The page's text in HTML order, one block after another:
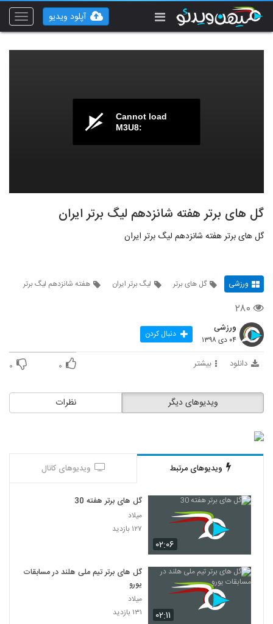
Toggle
آپلود ویدیو
Cannot load
M3U8:
گل های برتر هفته شانزدهم لیگ برتر ایران
گل های برتر هفته شانزدهم لیگ برتر ایران
ورزشی گل های برتر لیگ برتر ایران هفته شانزدهم لیگ برتر
۲۸۰
ورزشی
۰۴ دی ۱۳۹۸ دنبال کردن
دانلود بیشتر ۰ ۰
نظرات ویدیوهای دیگر
ویدیوهای مرتبط ویدیوهای کانال
۰۲:۰۶
گل های برتر هفته 30
میلاد
۱۲۷ بازدید
۰۲:۱۱
گل های برتر تیم ملی هلند در مسابقات
یورو
میلاد
۱۳۱ بازدید